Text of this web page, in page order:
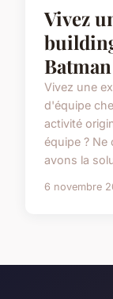
Vivez
Vivez une
d'équipe
activité
équipe ? Ne
avons la
6 novembre